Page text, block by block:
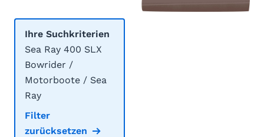
Ihre Suchkriterien
Sea Ray 400 SLX
Bowrider /
Motorboote / Sea
Ray
Filter
zurücksetzen